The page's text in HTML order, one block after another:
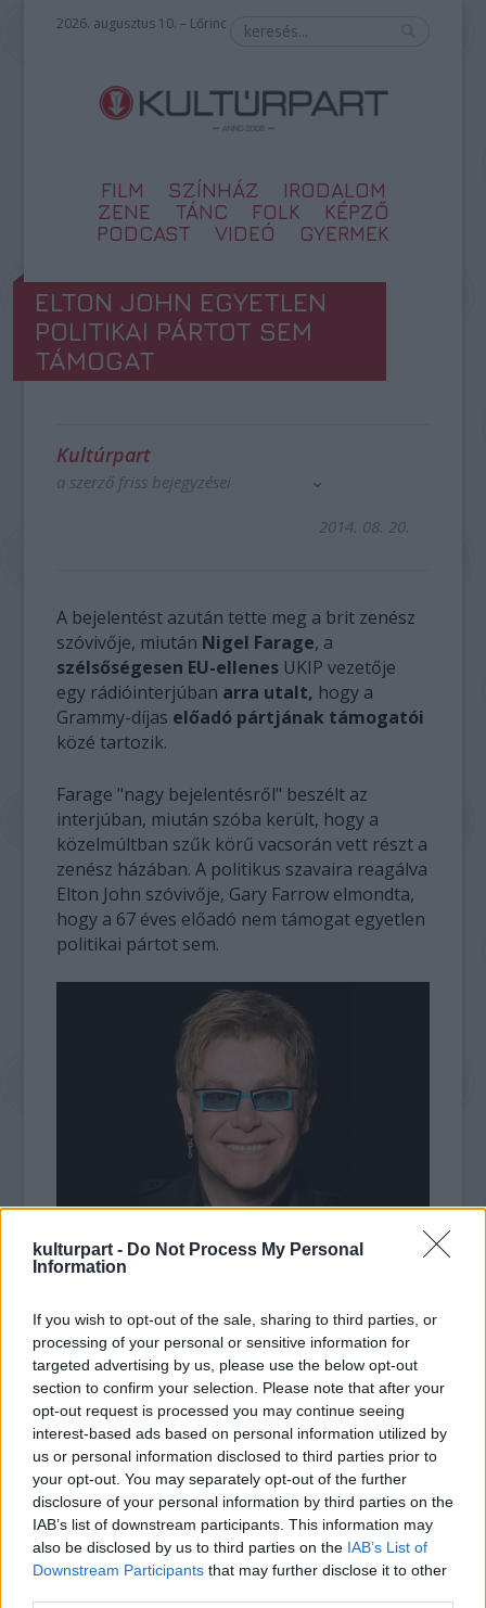
kulturpart - Do Not Process My Personal
Information
If you wish to opt-out of the sale, sharing to third parties, or
processing of your personal or sensitive information for
targeted advertising by us, please use the below opt-out
section to confirm your selection. Please note that after your
opt-out request is processed you may continue seeing
interest-based ads based on personal information utilized by
us or personal information disclosed to third parties prior to
your opt-out. You may separately opt-out of the further
disclosure of your personal information by third parties on the
IAB’s list of downstream participants. This information may
also be disclosed by us to third parties on the IAB’s List of
Downstream Participants that may further disclose it to other
2026. augusztus 10. – Lőrinc
FILM SZÍNHÁZ
IRODALOM
ZENE
TÁNC FOLK
KÉPZŐ
PODCAST
VIDEÓ GYERMEK
ELTON JOHN EGYETLEN
POLITIKAI PÁRTOT SEM
TÁMOGAT
Kultúrpart
a szerző friss bejegyzései
2014. 08. 20.
A bejelentést azután tette meg a brit zenész
szóvivője, miután Nigel Farage, a
szélsőségesen EU-ellenes UKIP vezetője
egy rádióinterjúban arra utalt, hogy a
Grammy-díjas előadó pártjának támogatói
közé tartozik.
Farage "nagy bejelentésről" beszélt az
interjúban, miután szóba került, hogy a
közelmúltban szűk körű vacsorán vett részt a
zenész házában. A politikus szavaira reagálva
Elton John szóvivője, Gary Farrow elmondta,
hogy a 67 éves előadó nem támogat egyetlen
politikai pártot sem.
A szóvivő továbbá korrigálta Farage azon
David Furnish hívták meg őt a vacsorára,
rámutatva, hogy az UKIP vezetője a börtönt
megjárt korábbi médiamogul, Conrad Black
vendége volt azon az estén. Farrow
ugyanakkor elismerte, hogy John és a
politikus jól kijöttek egymással - olvasható a
britThe Guardiancímű lap internetes
kiadásában.
Hat évvel ezelőtt John és Furnish fejenként
több mint tízezer fonttal támogatták a